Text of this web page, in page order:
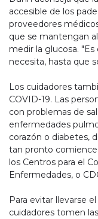
accesible de los
proveedores
que se mantengan
medir la glucosa.
necesita, hasta que
Los cuidadores
COVID-19. Las
con problemas de
enfermedades
corazón o diabetes,
tan pronto
los Centros para el
Enfermedades, o
Para evitar llevarse
cuidadores tomen